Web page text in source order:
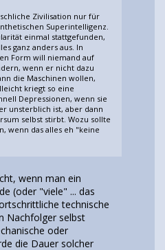
Zivilisation nur für
Superintelligenz.
einmal stattgefunden,
ganz anders aus. In
Form will niemand auf
wenn er nicht dazu
die Maschinen wollen,
kriegt so eine
Depressionen, wenn sie
unsterblich ist, aber dann
selbst stirbt. Wozu sollte
wenn das alles eh "keine
wenn man ein
(oder "viele" ... das
technische
Nachfolger selbst
oder
die Dauer solcher